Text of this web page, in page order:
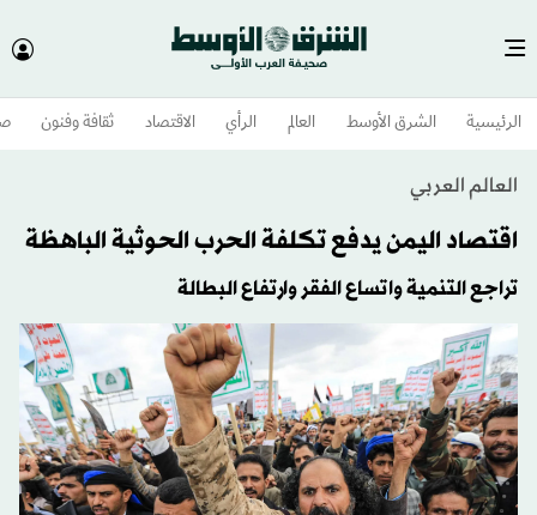
الرئيسية الشرق الأوسط​ العالم الرأي الاقتصاد ثقافة وفنون
العالم العربي
اقتصاد اليمن يدفع تكلفة الحرب الحوثية الباهظة
تراجع التنمية واتساع الفقر وارتفاع البطالة